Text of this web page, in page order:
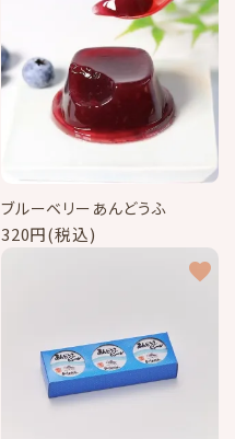
ブルーベリーあんどうふ
320円(税込)
favorite